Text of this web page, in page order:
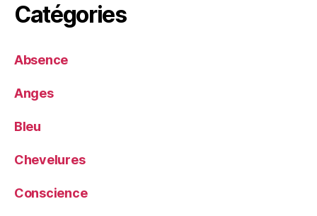
Catégories
Absence
Anges
Bleu
Chevelures
Conscience